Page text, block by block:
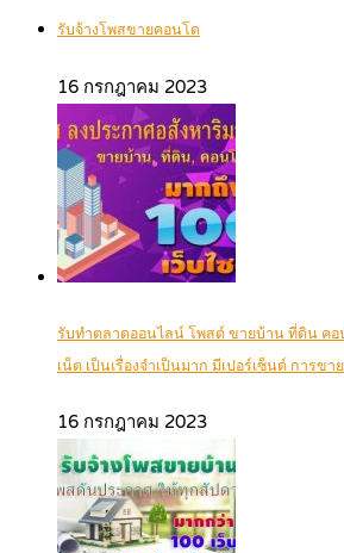
รับจ้างโพสขายคอนโด
16 กรกฎาคม 2023
รับทำตลาดออนไลน์ โพสต์ ขายบ้าน ที่ดิน ค
เน็ต เป็นเรื่องจำเป็นมาก มีเปอร์เซ็นต์ การขา
16 กรกฎาคม 2023